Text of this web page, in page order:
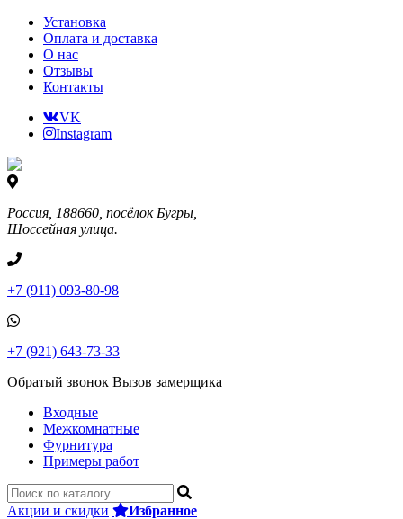
Установка
Оплата и доставка
О нас
Отзывы
Контакты
VK
Instagram
Россия, 188660, посёлок Бугры,
Шоссейная улица.
+7 (911) 093-80-98
+7 (921) 643-73-33
Обратый звонок Вызов замерщика
Входные
Межкомнатные
Фурнитура
Примеры работ
Акции и скидки Избранное